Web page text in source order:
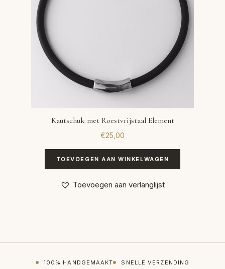
Kautschuk met Roestvrijstaal Element
€25,00
TOEVOEGEN AAN WINKELWAGEN
Toevoegen aan verlanglijst
100% HANDGEMAAKT
SNELLE VERZENDING